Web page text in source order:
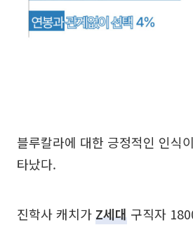
블루칼라에 대한 긍정적인 인식
타났다.
진학사 캐치가Z세대 구직자